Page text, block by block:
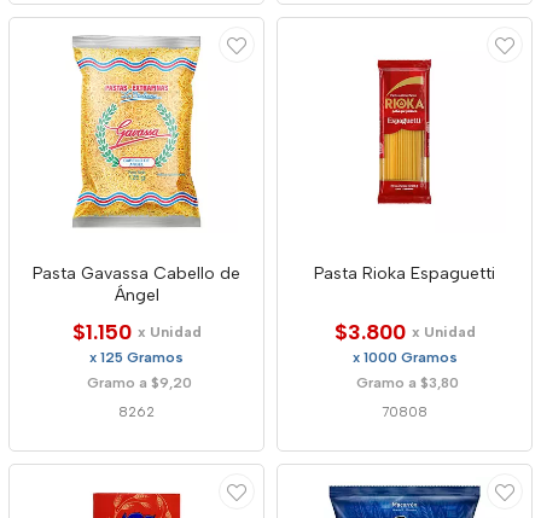
Pasta Gavassa Cabello de
Ángel
$1.150 x Unidad
x 125 Gramos
Gramo a $9,20
8262
Pasta Rioka Espaguetti
$3.800 x Unidad
x 1000 Gramos
Gramo a $3,80
70808